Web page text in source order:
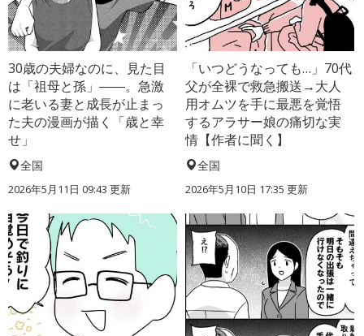
30歳の夫婦なのに、見た目
は「祖母と孫」――。急激
に老いる妻と成長が止まっ
た夫の漫画が描く「歳と幸
せ」
全国
2026年5月11日 09:43 更新
「いつどうなっても…」70代
父が全裸で救急搬送→大人
用オムツを手に最悪を覚悟
するアラサー娘の痛切な実
情【作者に聞く】
全国
2026年5月10日 17:35 更新